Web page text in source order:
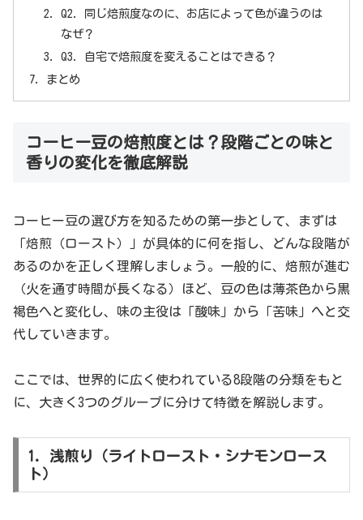
Q2. 同じ焙煎度なのに、お店によって色が違うのは
なぜ？
Q3. 自宅で焙煎度を変えることはできる？
まとめ
コーヒー豆の焙煎度とは？段階ごとの味と
香りの変化を徹底解説
コーヒー豆の選び方を知るための第一歩として、まずは
「焙煎（ロースト）」が具体的に何を指し、どんな段階が
あるのかを正しく理解しましょう。一般的に、焙煎が進む
（火を通す時間が長くなる）ほど、豆の色は薄茶色から黒
褐色へと変化し、味の主役は「酸味」から「苦味」へと交
代していきます。
ここでは、世界的に広く使われている8段階の分類をもと
に、大きく3つのグループに分けて特徴を解説します。
1. 浅煎り（ライトロースト・シナモンロース
ト）